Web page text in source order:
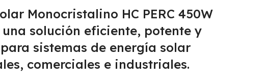
Monocristalino HC PERC 450W
una solución eficiente, potente y
sistemas de energía solar
comerciales e industriales.